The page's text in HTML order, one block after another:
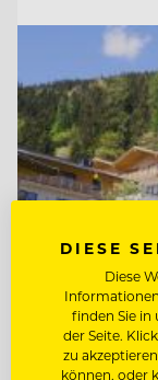
TOP
DIESE
Diese
finden Sie in
der Seite.
zu
können, oder